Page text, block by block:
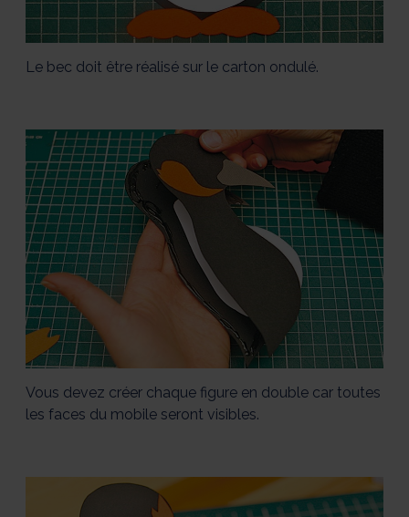
Le bec doit être réalisé sur le carton ondulé.
Vous devez créer chaque figure en double car toutes
les faces du mobile seront visibles.